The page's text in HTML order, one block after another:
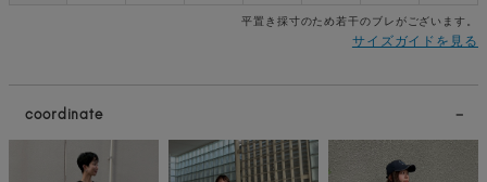
平置き採寸のため若干のブレがございます。
サイズガイドを見る
coordinate